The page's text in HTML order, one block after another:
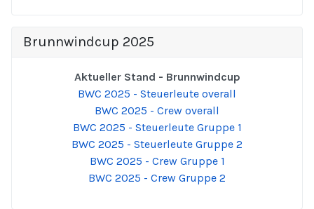
Brunnwindcup 2025
Aktueller Stand - Brunnwindcup
BWC 2025 - Steuerleute overall
BWC 2025 - Crew overall
BWC 2025 - Steuerleute Gruppe 1
BWC 2025 - Steuerleute Gruppe 2
BWC 2025 - Crew Gruppe 1
BWC 2025 - Crew Gruppe 2